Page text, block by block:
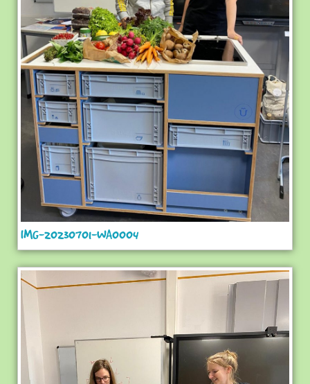
IMG-20230701-WA0004